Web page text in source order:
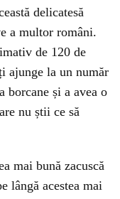
delicatesă
a multor români.
de 120 de
ajunge la un număr
borcane și a avea o
nu știi ce să
mai bună zacuscă
lângă acestea mai